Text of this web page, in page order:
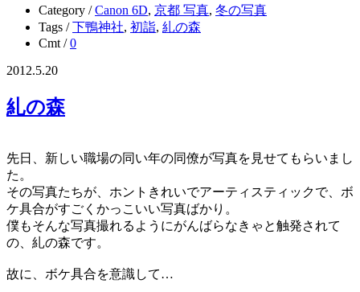
Category /Canon 6D, 京都 写真, 冬の写真
Tags /下鴨神社, 初詣, 糺の森
Cmt /0
2012.5.20
糺の森
先日、新しい職場の同い年の同僚が写真を見せてもらいまし
た。
その写真たちが、ホントきれいでアーティスティックで、ボ
ケ具合がすごくかっこいい写真ばかり。
僕もそんな写真撮れるようにがんばらなきゃと触発されて
の、糺の森です。
故に、ボケ具合を意識して…